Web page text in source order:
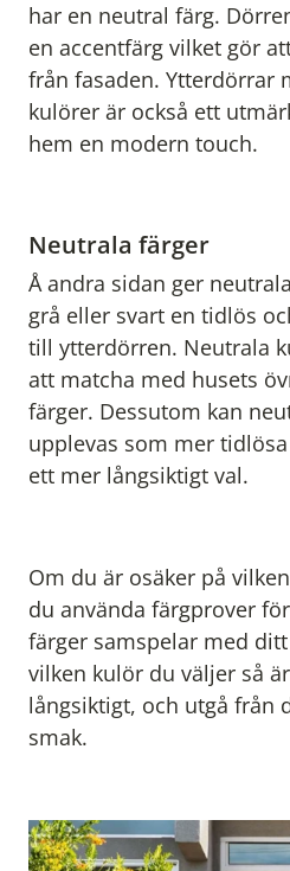
har en neutral färg.
en accentfärg vilket gör
från fasaden. Ytterdörrar
kulörer är också ett
hem en modern touch.
Neutrala färger
Å andra sidan ger
grå eller svart en tidlös
till ytterdörren. Neutrala
att matcha med husets
färger. Dessutom kan
upplevas som mer
ett mer långsiktigt val.
Om du är osäker på
du använda färgprover
färger samspelar med
vilken kulör du väljer så
långsiktigt, och utgå från
smak.